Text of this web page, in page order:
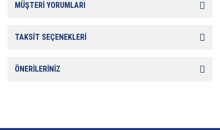
MÜŞTERİ YORUMLARI
TAKSİT SEÇENEKLERİ
ÖNERİLERİNİZ